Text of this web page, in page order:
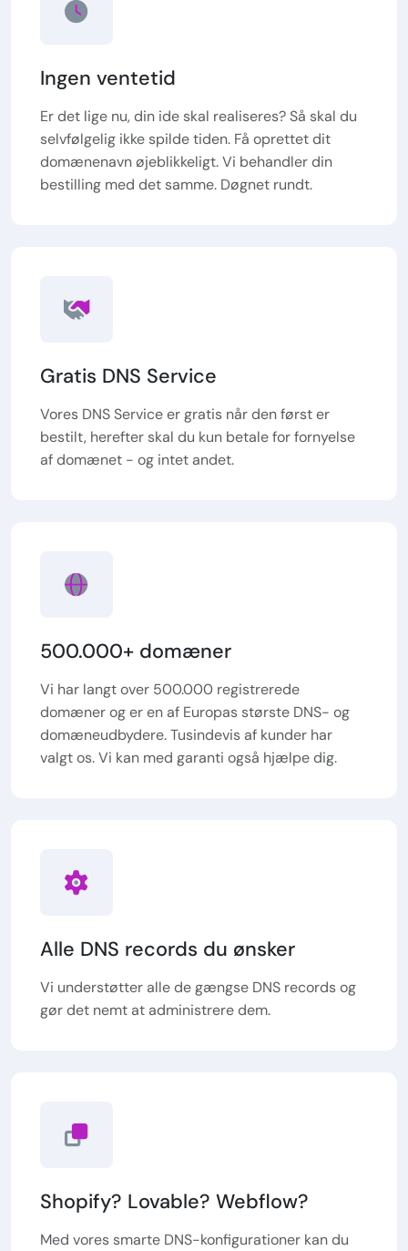
Ingen ventetid
Er det lige nu, din ide skal realiseres? Så skal du
selvfølgelig ikke spilde tiden. Få oprettet dit
domænenavn øjeblikkeligt. Vi behandler din
bestilling med det samme. Døgnet rundt.
Gratis DNS Service
Vores DNS Service er gratis når den først er
bestilt, herefter skal du kun betale for fornyelse
af domænet - og intet andet.
500.000+ domæner
Vi har langt over 500.000 registrerede
domæner og er en af Europas største DNS- og
domæneudbydere. Tusindevis af kunder har
valgt os. Vi kan med garanti også hjælpe dig.
Alle DNS records du ønsker
Vi understøtter alle de gængse DNS records og
gør det nemt at administrere dem.
Shopify? Lovable? Webflow?
Med vores smarte DNS-konfigurationer kan du